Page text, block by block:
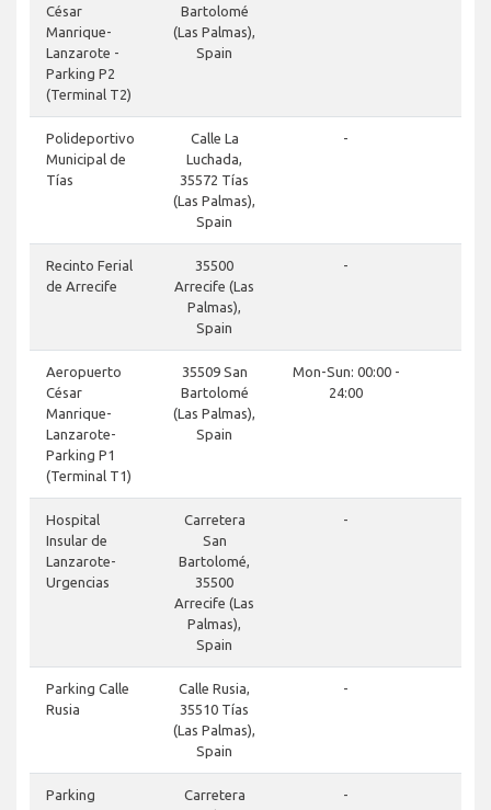
César
Manrique-
Lanzarote -
Parking P2
(Terminal T2)
Bartolomé
(Las Palmas),
Spain
Polideportivo
Municipal de
Tías
Calle La
Luchada,
35572 Tías
(Las Palmas),
Spain
-
Recinto Ferial
de Arrecife
35500
Arrecife (Las
Palmas),
Spain
-
Aeropuerto
César
Manrique-
Lanzarote-
Parking P1
(Terminal T1)
35509 San
Bartolomé
(Las Palmas),
Spain
Mon-Sun: 00:00 -
24:00
Hospital
Insular de
Lanzarote-
Urgencias
Carretera
San
Bartolomé,
35500
Arrecife (Las
Palmas),
Spain
-
Parking Calle
Rusia
Calle Rusia,
35510 Tías
(Las Palmas),
Spain
-
Parking
Carretera
-